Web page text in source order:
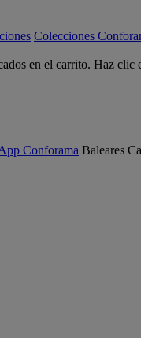
Colecciones
en el carrito. Haz clic
Conforama Baleares